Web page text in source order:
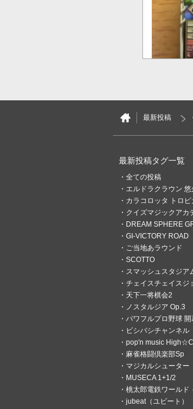
1
頓
1日
フリーレ
最新投稿
最新投稿タグ一覧
全ての投稿
エルドラクラウン
カラコロッタ トロピ
クイズマジックアカデミ
DREAM SPHERE
GI-VICTORY ROAD
ご当地あラウンド
SCOTTO
スマッシュスタジア
チェイスチェイスジ
天下一将棋会2
ノスタルジア Op.3
パワフルプロ野球 開
ビシバシチャンネル
pop'n music
麻雀格闘倶楽部Sp
マジカルシューター
MUSECA 1+1/2
桃太郎電鉄ワールド ～地球
jubeat（ユビート）